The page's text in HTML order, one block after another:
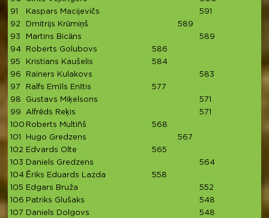
91
Kaspars Macijevičs 591
92
Dmitrijs Krūmiņš 589
93
Martins Bicāns 589
94
Roberts Golubovs 586
95
Kristians Kaušelis 584
96
Rainers Kulakovs 583
97
Ralfs Emīls Enītis 577
98
Gustavs Miķelsons 571
99
Alfrēds Reķis 571
100 Roberts Multiñš 568
101
Hugo Gredzens 567
102
Edvards Olte 565
103
Daniels Gredzens 564
104 Ēriks Eduards Lazda 558
105
Edgars Bruža 552
106 Patriks Glušaks 548
107
Daniels Dolgovs 548